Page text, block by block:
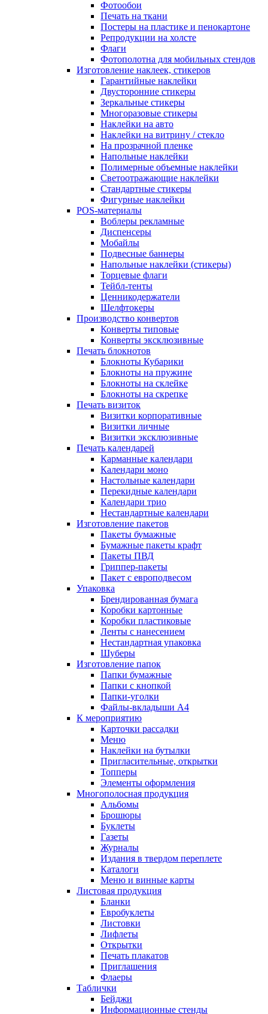
Фотообои
Печать на ткани
Постеры на пластике и пенокартоне
Репродукции на холсте
Флаги
Фотополотна для мобильных стендов
Изготовление наклеек, стикеров
Гарантийные наклейки
Двусторонние стикеры
Зеркальные стикеры
Многоразовые стикеры
Наклейки на авто
Наклейки на витрину / стекло
На прозрачной пленке
Напольные наклейки
Полимерные объемные наклейки
Светоотражающие наклейки
Стандартные стикеры
Фигурные наклейки
POS-материалы
Воблеры рекламные
Диспенсеры
Мобайлы
Подвесные баннеры
Напольные наклейки (стикеры)
Торцевые флаги
Тейбл-тенты
Ценникодержатели
Шелфтокеры
Производство конвертов
Конверты типовые
Конверты эксклюзивные
Печать блокнотов
Блокноты Кубарики
Блокноты на пружине
Блокноты на склейке
Блокноты на скрепке
Печать визиток
Визитки корпоративные
Визитки личные
Визитки эксклюзивные
Печать календарей
Карманные календари
Календари моно
Настольные календари
Перекидные календари
Календари трио
Нестандартные календари
Изготовление пакетов
Пакеты бумажные
Бумажные пакеты крафт
Пакеты ПВД
Гриппер-пакеты
Пакет с европодвесом
Упаковка
Брендированная бумага
Коробки картонные
Коробки пластиковые
Ленты с нанесением
Нестандартная упаковка
Шуберы
Изготовление папок
Папки бумажные
Папки с кнопкой
Папки-уголки
Файлы-вкладыши А4
К мероприятию
Карточки рассадки
Меню
Наклейки на бутылки
Пригласительные, открытки
Топперы
Элементы оформления
Многополосная продукция
Альбомы
Брошюры
Буклеты
Газеты
Журналы
Издания в твердом переплете
Каталоги
Меню и винные карты
Листовая продукция
Бланки
Евробуклеты
Листовки
Лифлеты
Открытки
Печать плакатов
Приглашения
Флаеры
Таблички
Бейджи
Информационные стенды